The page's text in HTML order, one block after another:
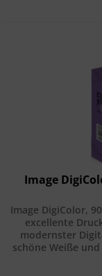
Image
Image DigiColor,
excellente
modernster
schöne Weiße